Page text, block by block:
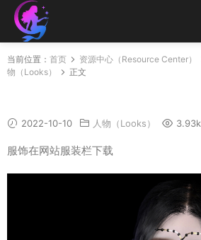
当前位置： 首页 资源中心（Resource Center）
物（Looks）
正文
2022-10-10 人物（Looks） 3.93k
服饰在网站服装栏下载